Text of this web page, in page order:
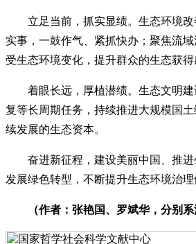
立足当前，抓实显绩。生态环境
实事，一鼓作气、紧抓快办；聚焦流
受生态环境变化，提升群众的生态获
着眼长远，厚植潜绩。生态文明
复等长周期任务，持续推进大规模国
续发展的生态资本。
奋进新征程，建设美丽中国、推
发展绿色转型，不断提升生态环境治
（作者：张艳国、罗斌华，分别